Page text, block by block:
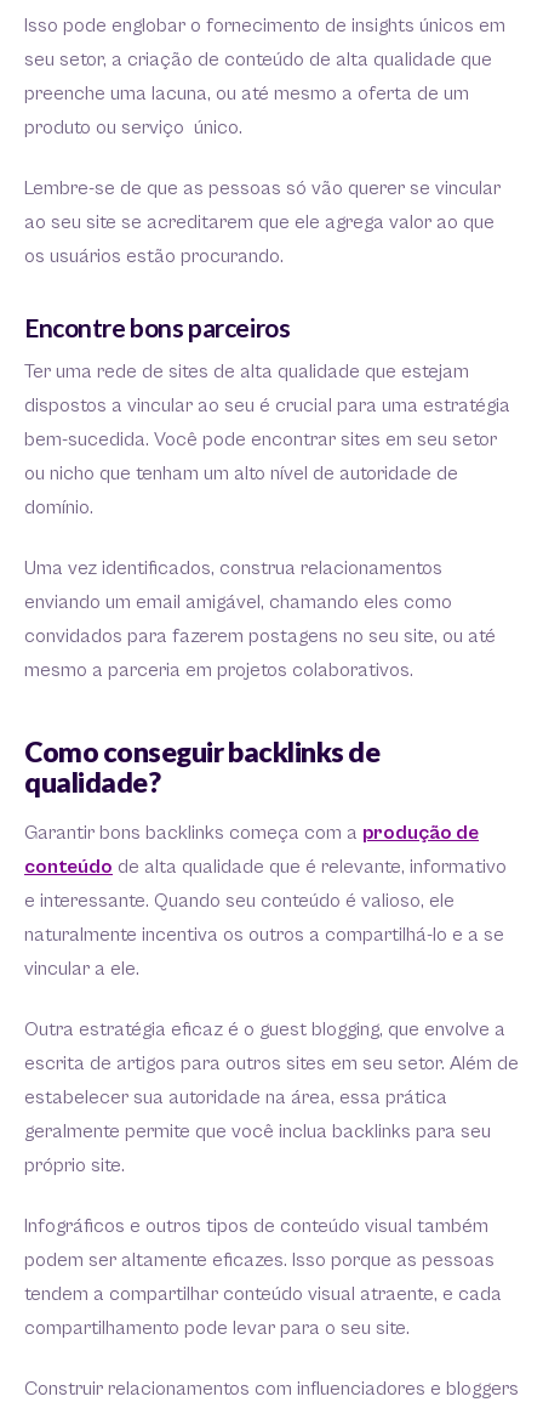
Isso pode englobar o fornecimento de insights únicos em
seu setor, a criação de conteúdo de alta qualidade que
preenche uma lacuna, ou até mesmo a oferta de um
produto ou serviço único.
Lembre-se de que as pessoas só vão querer se vincular
ao seu site se acreditarem que ele agrega valor ao que
os usuários estão procurando.
Encontre bons parceiros
Ter uma rede de sites de alta qualidade que estejam
dispostos a vincular ao seu é crucial para uma estratégia
bem-sucedida. Você pode encontrar sites em seu setor
ou nicho que tenham um alto nível de autoridade de
domínio.
Uma vez identificados, construa relacionamentos
enviando um email amigável, chamando eles como
convidados para fazerem postagens no seu site, ou até
mesmo a parceria em projetos colaborativos.
Como conseguir backlinks de
qualidade?
Garantir bons backlinks começa com a produção de
conteúdo de alta qualidade que é relevante, informativo
e interessante. Quando seu conteúdo é valioso, ele
naturalmente incentiva os outros a compartilhá-lo e a se
vincular a ele.
Outra estratégia eficaz é o guest blogging, que envolve a
escrita de artigos para outros sites em seu setor. Além de
estabelecer sua autoridade na área, essa prática
geralmente permite que você inclua backlinks para seu
próprio site.
Infográficos e outros tipos de conteúdo visual também
podem ser altamente eficazes. Isso porque as pessoas
tendem a compartilhar conteúdo visual atraente, e cada
compartilhamento pode levar para o seu site.
Construir relacionamentos com influenciadores e bloggers